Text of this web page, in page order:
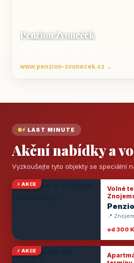
Penzion Zvoneček
www.penzion-zvonecek.cz →
⚡ LAST MINUTE
Akční nabídky a
Vyzkoušejte tyto objekty se speciální
⚡ AKCE
Volné
📍
od 300
⚡ AKCE